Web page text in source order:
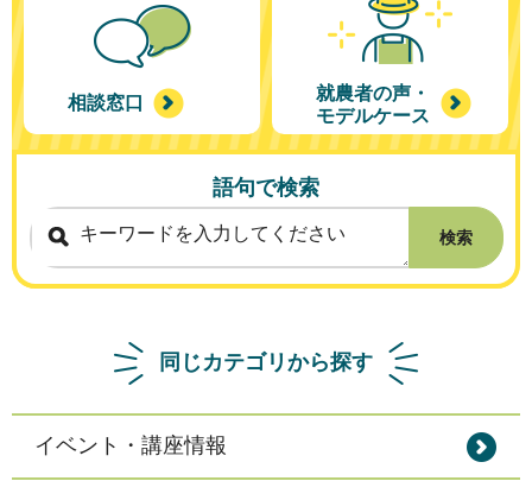
相談窓口
就農者の声・
モデルケース
語句で検索
検索
同じカテゴリから探す
イベント・講座情報